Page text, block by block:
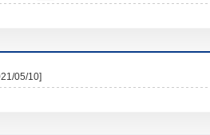
05/10]